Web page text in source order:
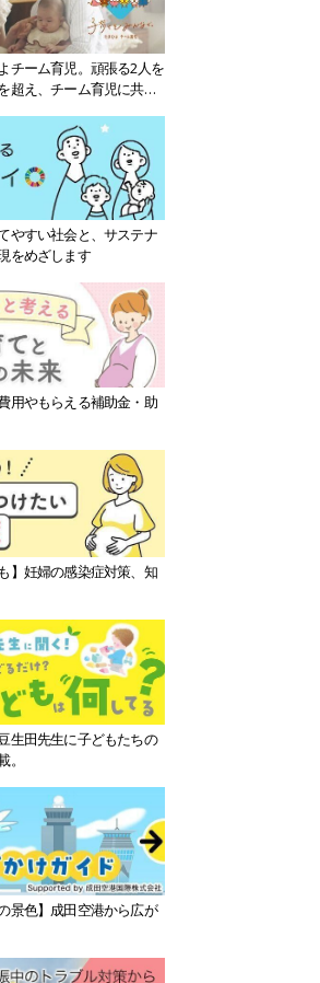
チーム育児。頑張る2人を
超え、チーム育児に共感
やすい社会と、サステナ
をめざします
用やもらえる補助金・助
】妊婦の感染症対策、知
生田先生に子どもたちの
景色】成田空港から広が